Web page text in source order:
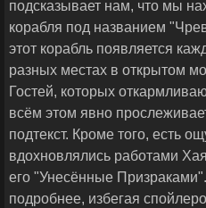
подсказывает нам, что мы
корабля под названием
этот корабль появляется
разных местах в открытом
Гостей, которых
всём этом явно
подтекст. Кроме того, есть
вдохновлялись работами
его "Унесённые
подробнее, избегая